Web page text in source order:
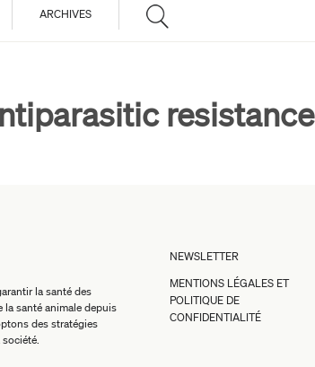
ARCHIVES
resistance
la santé des
santé animale depuis
des stratégies
NEWSLETTER
MENTIONS LÉGALES ET
POLITIQUE DE
CONFIDENTIALITÉ